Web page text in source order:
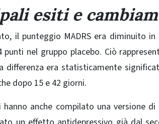
esiti e
il punteggio MADRS era diminuito
punti nel gruppo placebo. Ciò
differenza era statisticamente
dopo 15 e 42 giorni.
hanno anche compilato una versione